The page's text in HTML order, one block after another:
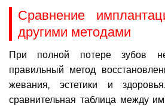
Сравнение
другими методами
При полной потере зубов
правильный метод
жевания, эстетики и
сравнительная таблица между